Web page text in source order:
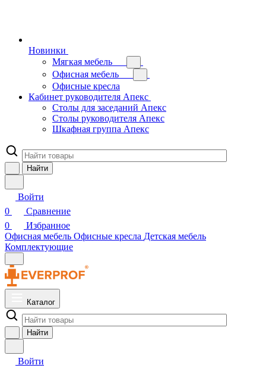
Новинки
Мягкая мебель
Офисная мебель
Офисные кресла
Кабинет руководителя Апекс
Столы для заседаний Апекс
Столы руководителя Апекс
Шкафная группа Апекс
Найти
Войти
0
Сравнение
0
Избранное
Офисная мебель Офисные кресла Детская мебель
Комплектующие
Каталог
Найти
Войти